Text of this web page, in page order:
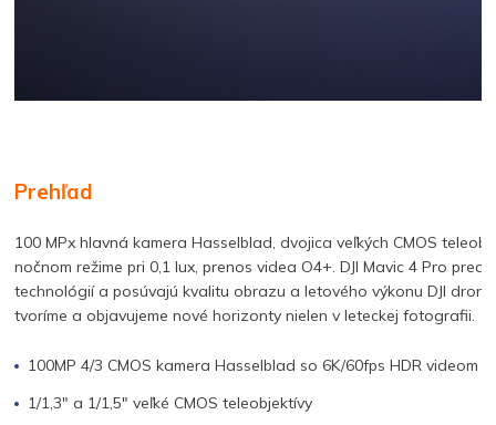
Prehľad
100 MPx hlavná kamera Hasselblad, dvojica veľkých CMOS
nočnom režime pri 0,1 lux, prenos videa O4+. DJI Mavic 4 Pro
technológií a posúvajú kvalitu obrazu a letového výkonu DJI
tvoríme a objavujeme nové horizonty nielen v leteckej fotografii.
100MP 4/3 CMOS kamera Hasselblad so 6K/60fps HDR videom
1/1,3″ a 1/1,5″ veľké CMOS teleobjektívy